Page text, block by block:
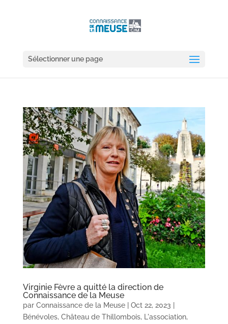
Sélectionner une page
Virginie Fèvre a quitté la direction de
Connaissance de la Meuse
par Connaissance de la Meuse| Oct 22, 2023
Bénévoles, Château de Thillombois, L'association,